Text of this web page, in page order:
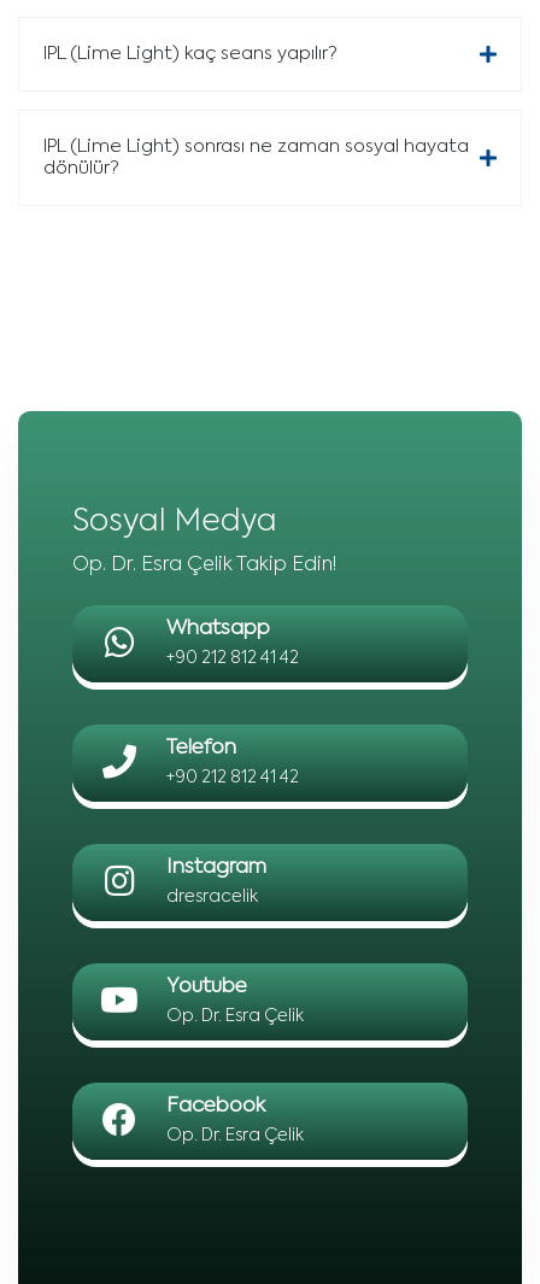
IPL (Lime Light) kaç seans yapılır?
IPL (Lime Light) sonrası ne zaman sosyal hayata
dönülür?
Sosyal Medya
Op. Dr. Esra Çelik Takip Edin!
Whatsapp
+90 212 812 41 42
Telefon
+90 212 812 41 42
Instagram
dresracelik
Youtube
Op. Dr. Esra Çelik
Facebook
Op. Dr. Esra Çelik